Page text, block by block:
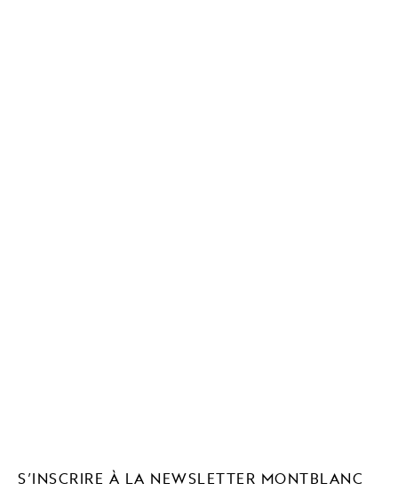
S’INSCRIRE À LA NEWSLETTER MONTBLANC